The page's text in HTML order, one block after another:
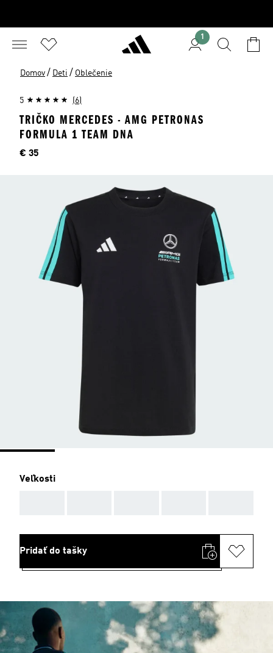
1
Domov / Deti / Oblečenie
5 (6)
TRIČKO MERCEDES - AMG PETRONAS
FORMULA 1 TEAM DNA
Cena
€ 35
Veľkosti
Pridať do tašky